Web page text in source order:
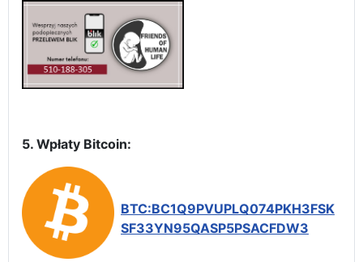
5. Wpłaty Bitcoin:
BTC:BC1Q9PVUPLQ074PKH3FSK
SF33YN95QASP5PSACFDW3